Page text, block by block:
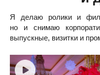
Я делаю ролики и
но и снимаю
выпускные, визитки и